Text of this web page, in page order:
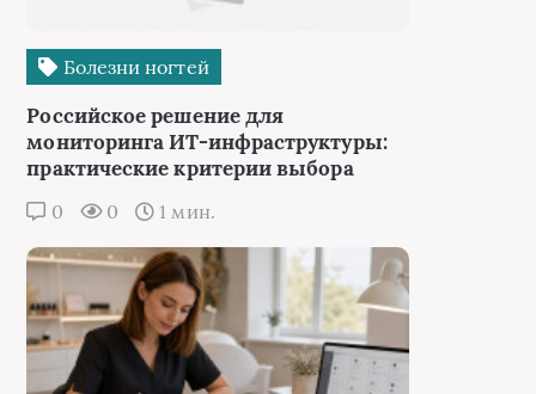
Болезни ногтей
Российское решение для
мониторинга ИТ-инфраструктуры:
практические критерии выбора
0 0 1 мин.